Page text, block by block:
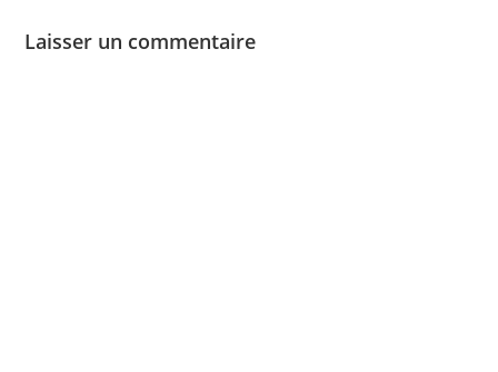
Laisser un commentaire